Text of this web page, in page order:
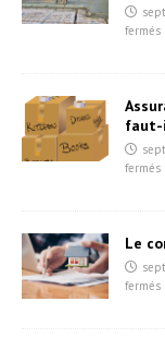
fermés
faut-
fermés
Le
fermés